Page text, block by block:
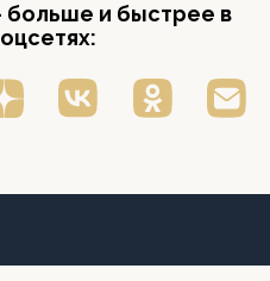
и быстрее в